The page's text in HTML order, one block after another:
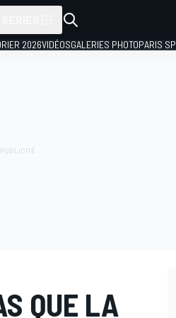
2026VIDÉOSGALERIES PHOTOPARIS
QUE LA